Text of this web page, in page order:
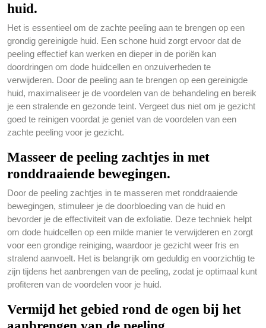
huid.
Het is essentieel om de zachte peeling aan te brengen op een
grondig gereinigde huid. Een schone huid zorgt ervoor dat de
peeling effectief kan werken en dieper in de poriën kan
doordringen om dode huidcellen en onzuiverheden te
verwijderen. Door de peeling aan te brengen op een gereinigde
huid, maximaliseer je de voordelen van de behandeling en bereik
je een stralende en gezonde teint. Vergeet dus niet om je gezicht
goed te reinigen voordat je geniet van de voordelen van een
zachte peeling voor je gezicht.
Masseer de peeling zachtjes in met
ronddraaiende bewegingen.
Door de peeling zachtjes in te masseren met ronddraaiende
bewegingen, stimuleer je de doorbloeding van de huid en
bevorder je de effectiviteit van de exfoliatie. Deze techniek helpt
om dode huidcellen op een milde manier te verwijderen en zorgt
voor een grondige reiniging, waardoor je gezicht weer fris en
stralend aanvoelt. Het is belangrijk om geduldig en voorzichtig te
zijn tijdens het aanbrengen van de peeling, zodat je optimaal kunt
profiteren van de voordelen voor je huid.
Vermijd het gebied rond de ogen bij het